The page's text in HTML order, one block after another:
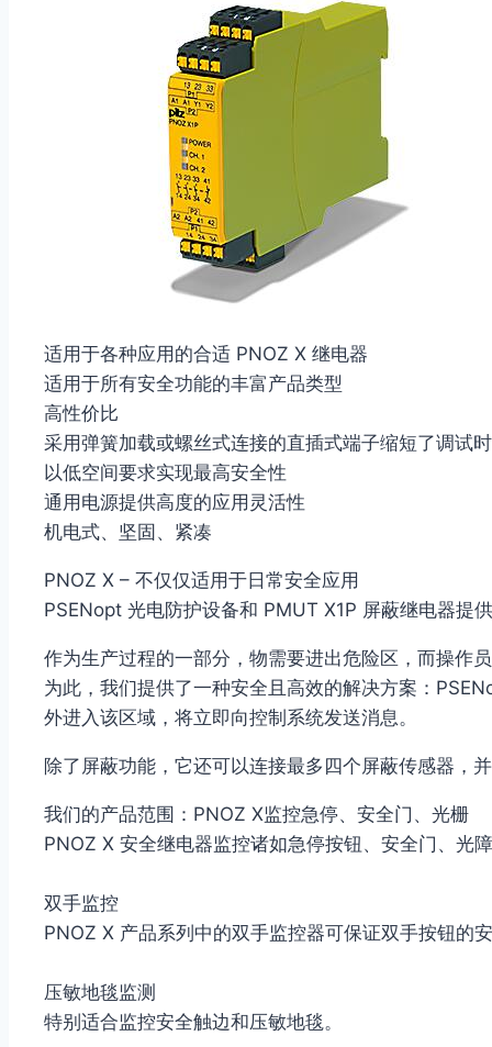
适用于各种应用的合适 PNOZ X 继电器
适用于所有安全功能的丰富产品类型
高性价比
采用弹簧加载或螺丝式连接的直插式端子缩短了调试
以低空间要求实现最高安全性
通用电源提供高度的应用灵活性
机电式、坚固、紧凑
PNOZ X – 不仅仅适用于日常安全应用
PSENopt 光电防护设备和 PMUT X1P 屏蔽继电器提
作为生产过程的一部分，物需要进出危险区，而操作
为此，我们提供了一种安全且高效的解决方案：
外进入该区域，将立即向控制系统发送消息。
除了屏蔽功能，它还可以连接最多四个屏蔽传感器，
我们的产品范围：PNOZ X监控急停、安全门、光栅
PNOZ X 安全继电器监控诸如急停按钮、安全门、光
双手监控
PNOZ X 产品系列中的双手监控器可保证双手按钮的
压敏地毯监测
特别适合监控安全触边和压敏地毯。